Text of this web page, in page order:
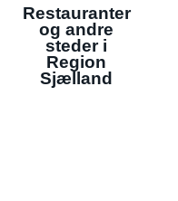
Restauranter
og andre
steder i
Region
Sjælland